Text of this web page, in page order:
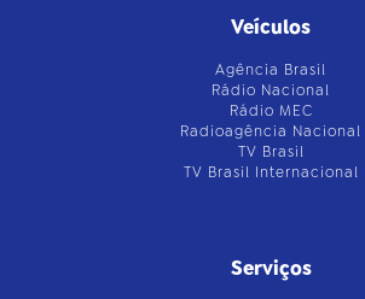
Veículos
Agência Brasil
Rádio Nacional
Rádio MEC
Radioagência Nacional
TV Brasil
TV Brasil Internacional
Serviços